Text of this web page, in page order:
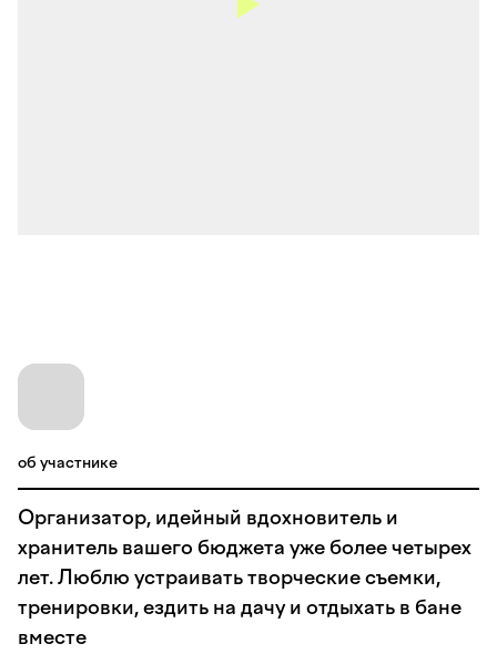
об участнике
Организатор, идейный вдохновитель и
хранитель вашего бюджета уже более четырех
лет. Люблю устраивать творческие съемки,
тренировки, ездить на дачу и отдыхать в бане
вместе